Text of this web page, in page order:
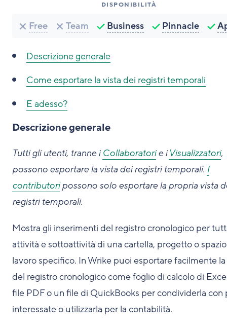
DISPONIBILITÀ
Free Team Business Pinnacle
Descrizione generale
Come esportare la vista dei registri temporali
E adesso?
Descrizione generale
Tutti gli utenti, tranne iCollaboratorie iVisualizzatori,
possono esportare la vista dei registri temporali. I
contributoripossono solo esportare la propria vista
registri temporali.
Mostra gli inserimenti del registro cronologico per
attività e sottoattività di una cartella, progetto o
lavoro specifico. In Wrike puoi esportare facilmente
del registro cronologico come foglio di calcolo di
file PDF o un file di QuickBooks per condividerla con
interessate o utilizzarla per la contabilità.